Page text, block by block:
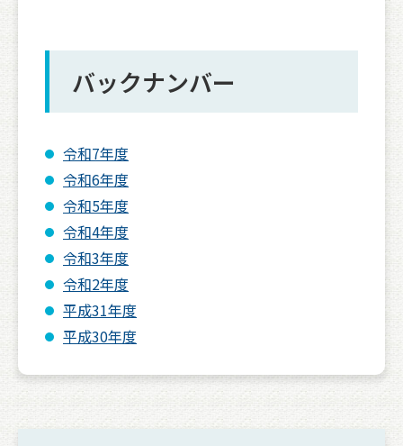
バックナンバー
令和7年度
令和6年度
令和5年度
令和4年度
令和3年度
令和2年度
平成31年度
平成30年度